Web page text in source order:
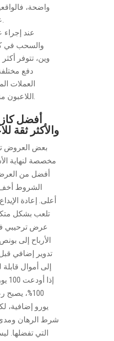
واضحة،
على الموثوقية.
عند إجراء
والسحب في
دفع
العملات
اللاعبون منها ما يناسبهم.
أفضل
والأكثر ثقة
بعض العروض
مخصصة لنهاية
أفضل من
الشروط أخف
أعلى. إعادة
تلعب بشكل
عرض ترحيبي
الأرباح إلى
تدوير إضافي
إلى أموال
يورو إضافية،
شرط الرهان
التي تفضلها.